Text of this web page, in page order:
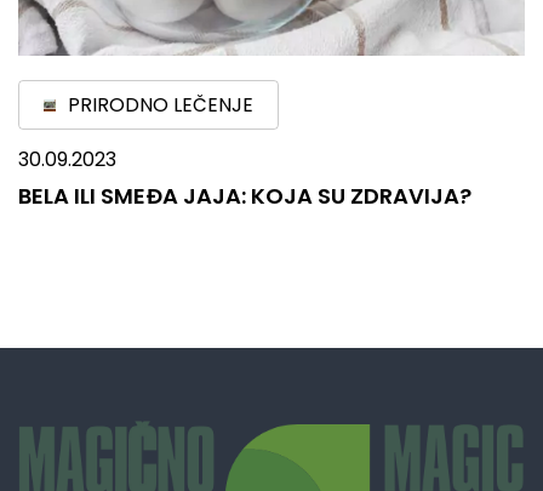
PRIRODNO LEČENJE
30.09.2023
BELA ILI SMEĐA JAJA: KOJA SU ZDRAVIJA?